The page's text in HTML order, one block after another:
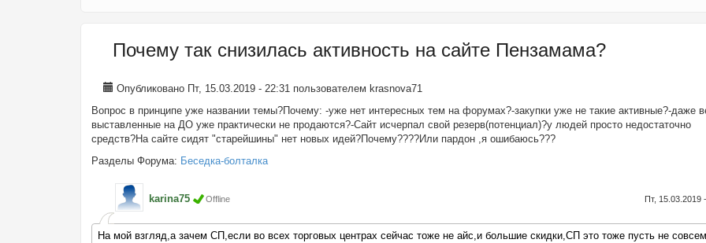
Почему так снизилась активность на сайте Пензамама?
Опубликовано Пт, 15.03.2019 - 22:31 пользователем krasnova71
Вопрос в принципе уже названии темы?Почему: -уже нет интересных тем на форумах?-закупки уже не такие активные?-даже
выставленные на ДО уже практически не продаются?-Сайт исчерпал свой резерв(потенциал)?у людей просто недостаточно
средств?На сайте сидят "старейшины" нет новых идей?Почему????Или пардон ,я ошибаюсь???
Разделы Форума: Беседка-болталка
karina75 Offline Пт, 15.03.2019
На мой взгляд,а зачем СП,если во всех торговых центрах сейчас тоже не айс,и большие скидки,СП это тоже пусть не